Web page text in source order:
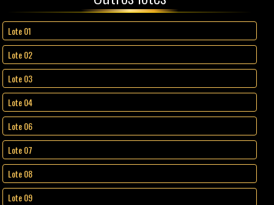
Lote 01
Lote 02
Lote 03
Lote 04
Lote 06
Lote 07
Lote 08
Lote 09